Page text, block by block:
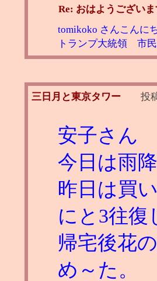
Re: おはようございま
tomikoko さんこんに
トランプ大統領 市
三日月と東京タワー 投
安子さん
今日は雨
昨日は買
にと3往復
帰宅後花
め～た。